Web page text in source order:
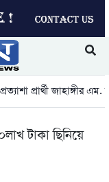
জাহাঙ্গীর এম. আলম
টাকা ছিনিয়ে